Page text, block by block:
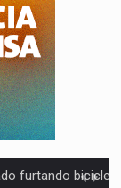
terá seu primeiro